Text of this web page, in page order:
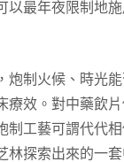
以最年夜限制地
炮制火候、時光
療效。對中藥飲
制工藝可謂代代
林探索出來的一